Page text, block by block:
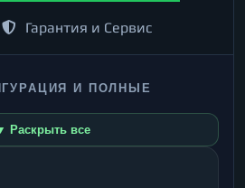
Гарантия и Сервис
И ПОЛНЫЕ
Раскрыть все